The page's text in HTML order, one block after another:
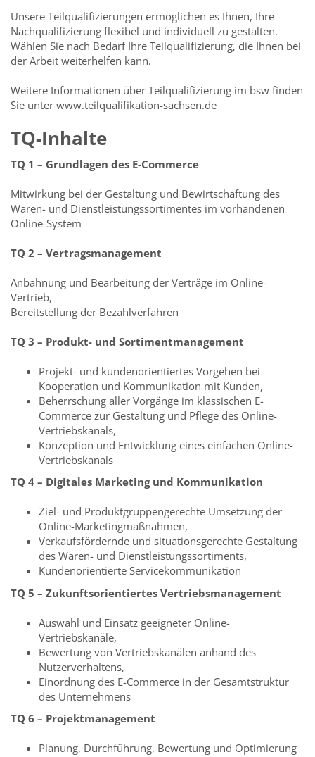
Unsere Teilqualifizierungen ermöglichen es Ihnen, Ihre
Nachqualifizierung flexibel und individuell zu gestalten.
Wählen Sie nach Bedarf Ihre Teilqualifizierung, die Ihnen bei
der Arbeit weiterhelfen kann.
Weitere Informationen über Teilqualifizierung im bsw finden
Sie unter www.teilqualifikation-sachsen.de
TQ-Inhalte
TQ 1 – Grundlagen des E-Commerce
Mitwirkung bei der Gestaltung und Bewirtschaftung des
Waren- und Dienstleistungssortimentes im vorhandenen
Online-System
TQ 2 – Vertragsmanagement
Anbahnung und Bearbeitung der Verträge im Online-
Vertrieb,
Bereitstellung der Bezahlverfahren
TQ 3 – Produkt- und Sortimentmanagement
Projekt- und kundenorientiertes Vorgehen bei
Kooperation und Kommunikation mit Kunden,
Beherrschung aller Vorgänge im klassischen E-
Commerce zur Gestaltung und Pflege des Online-
Vertriebskanals,
Konzeption und Entwicklung eines einfachen Online-
Vertriebskanals
TQ 4 – Digitales Marketing und Kommunikation
Ziel- und Produktgruppengerechte Umsetzung der
Online-Marketingmaßnahmen,
Verkaufsfördernde und situationsgerechte Gestaltung
des Waren- und Dienstleistungssortiments,
Kundenorientierte Servicekommunikation
TQ 5 – Zukunftsorientiertes Vertriebsmanagement
Auswahl und Einsatz geeigneter Online-
Vertriebskanäle,
Bewertung von Vertriebskanälen anhand des
Nutzerverhaltens,
Einordnung des E-Commerce in der Gesamtstruktur
des Unternehmens
TQ 6 – Projektmanagement
Planung, Durchführung, Bewertung und Optimierung